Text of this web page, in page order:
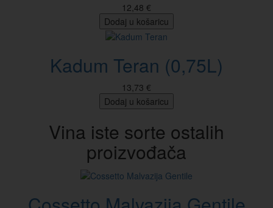
12,48 €
Dodaj u košaricu
Kadum Teran (0,75L)
13,73 €
Dodaj u košaricu
Vina iste sorte ostalih
proizvođača